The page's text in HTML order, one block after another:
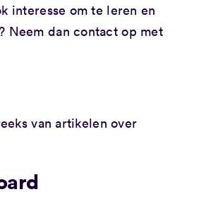
interesse om te leren en
Neem dan contact op met
van artikelen over